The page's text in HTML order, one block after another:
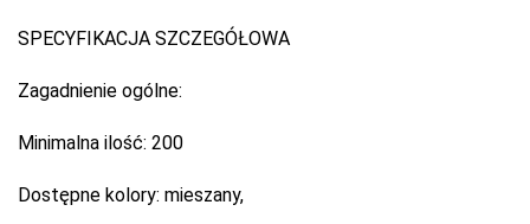
SPECYFIKACJA SZCZEGÓŁOWA
Zagadnienie ogólne:
Minimalna ilość: 200
Dostępne kolory: mieszany,